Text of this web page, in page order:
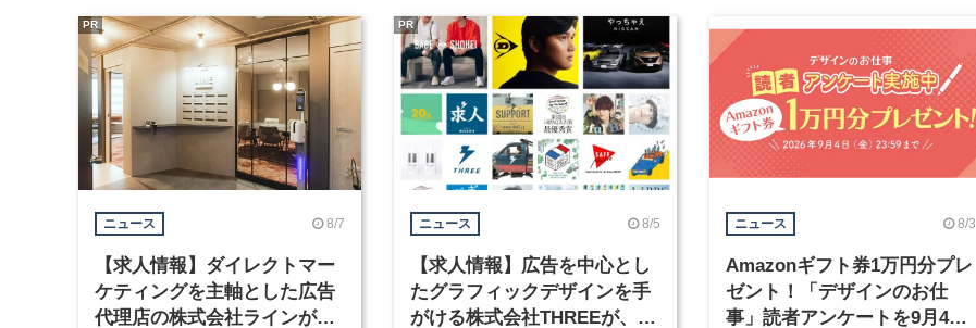
ニュース 8/7
【求人情報】ダイレクトマー
ケティングを主軸とした広告
代理店の株式会社ラインが、
PR
ニュース 8/5
【求人情報】広告を中心とし
たグラフィックデザインを手
がける株式会社THREEが、グ
PR
ニュース 8/3
Amazonギフト券1万円分プレ
ゼント！「デザインのお仕
事」読者アンケートを9月4日